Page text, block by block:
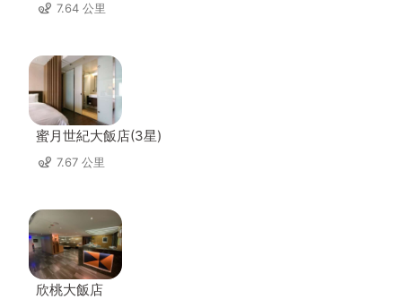
7.64 公里
蜜月世紀大飯店(3星)
7.67 公里
欣桃大飯店